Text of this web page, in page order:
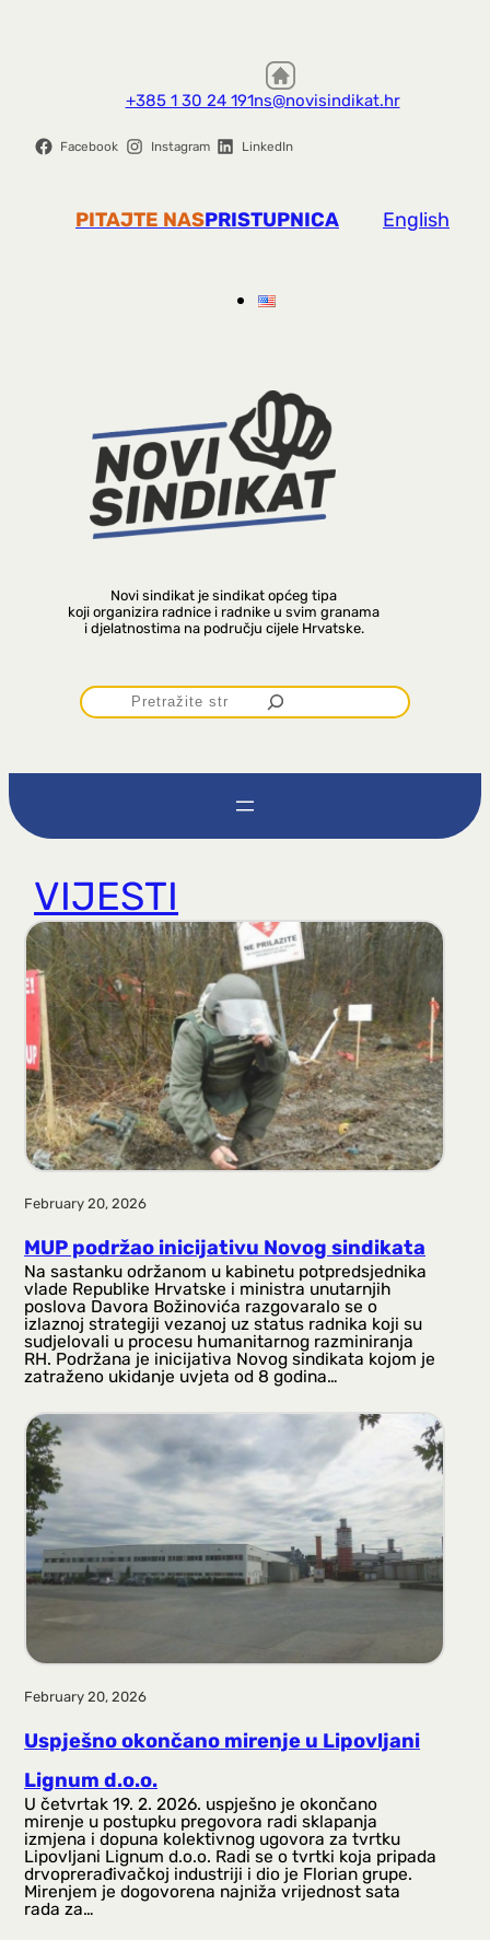
+385 1 30 24 191ns@novisindikat.hr
Facebook Instagram LinkedIn
PITAJTE NASPRISTUPNICA English
Novi sindikat je sindikat općeg tipa
koji organizira radnice i radnike u svim granama
i djelatnostima na području cijele Hrvatske.
P
r
t
r
a
g
a
VIJESTI
February 20, 2026
MUP podržao inicijativu Novog sindikata
Na sastanku održanom u kabinetu potpredsjednika
vlade Republike Hrvatske i ministra unutarnjih
poslova Davora Božinovića razgovaralo se o
izlaznoj strategiji vezanoj uz status radnika koji su
sudjelovali u procesu humanitarnog razminiranja
RH. Podržana je inicijativa Novog sindikata kojom je
zatraženo ukidanje uvjeta od 8 godina…
February 20, 2026
Uspješno okončano mirenje u Lipovljani
Lignum d.o.o.
U četvrtak 19. 2. 2026. uspješno je okončano
mirenje u postupku pregovora radi sklapanja
izmjena i dopuna kolektivnog ugovora za tvrtku
Lipovljani Lignum d.o.o. Radi se o tvrtki koja pripada
drvoprerađivačkoj industriji i dio je Florian grupe.
Mirenjem je dogovorena najniža vrijednost sata
rada za…